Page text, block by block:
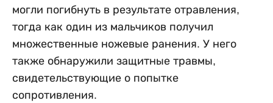
могли погибнуть в результате отравления,
тогда как один из мальчиков получил
множественные ножевые ранения. У него
также обнаружили защитные травмы,
свидетельствующие о попытке
сопротивления.